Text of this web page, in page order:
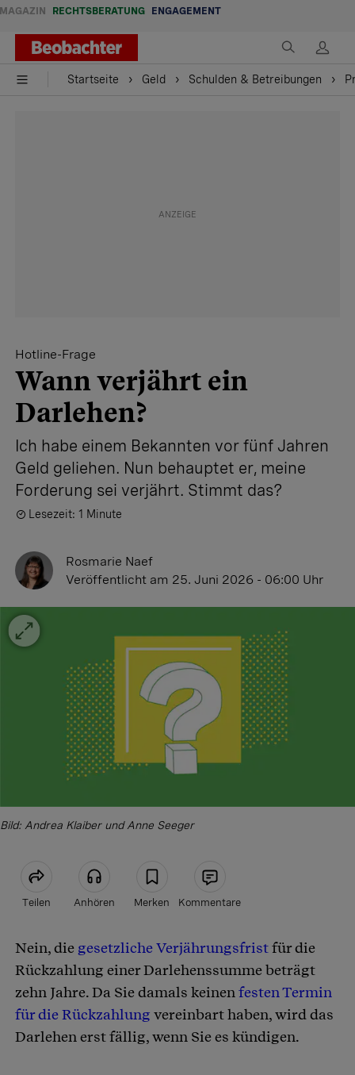
MAGAZIN RECHTSBERATUNG ENGAGEMENT
Startseite Geld Schulden & Betreibungen
Hotline-Frage
Wann verjährt ein
Darlehen?
Ich habe einem Bekannten vor fünf Jahren
Geld geliehen. Nun behauptet er, meine
Forderung sei verjährt. Stimmt das?
Lesezeit: 1 Minute
Rosmarie Naef
Veröffentlicht am 25. Juni 2026 - 06:00 Uhr
Bild: Andrea Klaiber und Anne Seeger
Teilen Anhören Merken Kommentare
Artikel teilen
Nein, die gesetzliche Verjährungsfristfür die
Rückzahlung einer Darlehenssumme beträgt
zehn Jahre. Da Sie damals keinenfesten Termin
für die Rückzahlung vereinbart haben, wird das
Darlehen erst fällig, wenn Sie es kündigen.